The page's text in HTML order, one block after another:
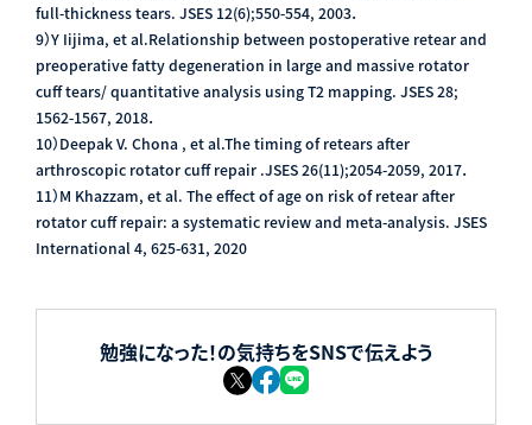
full-thickness tears. JSES 12(6);550-554, 2003．
9）Y Iijima, et al.Relationship between postoperative retear and
preoperative fatty degeneration in large and massive rotator
cuff tears/ quantitative analysis using T2 mapping. JSES 28;
1562-1567, 2018．
10）Deepak V. Chona , et al.The timing of retears after
arthroscopic rotator cuff repair .JSES 26(11);2054-2059, 2017．
11）M Khazzam, et al. The effect of age on risk of retear after
rotator cuff repair: a systematic review and meta-analysis. JSES
International 4, 625-631, 2020
勉強になった！の気持ちをSNSで伝えよう